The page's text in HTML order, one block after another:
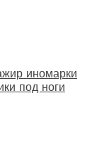
иномарки
под ноги